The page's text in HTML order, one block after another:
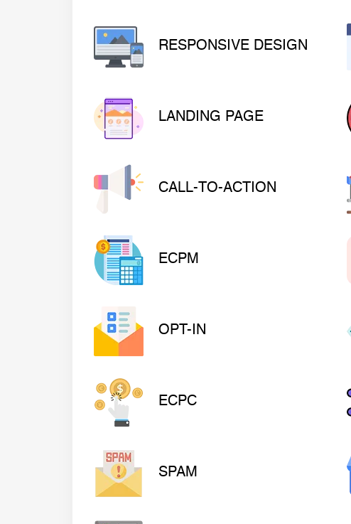
RESPONSIVE DESIGN
LANDING PAGE
CALL-TO-ACTION
ECPM
OPT-IN
ECPC
SPAM